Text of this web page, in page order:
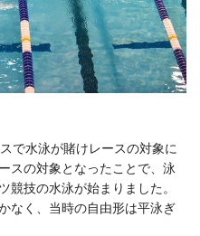
で水泳が賭けレースの対象に
スの対象となったことで、泳
競技の水泳が始まりました。
なく、当時の自由形は平泳ぎ